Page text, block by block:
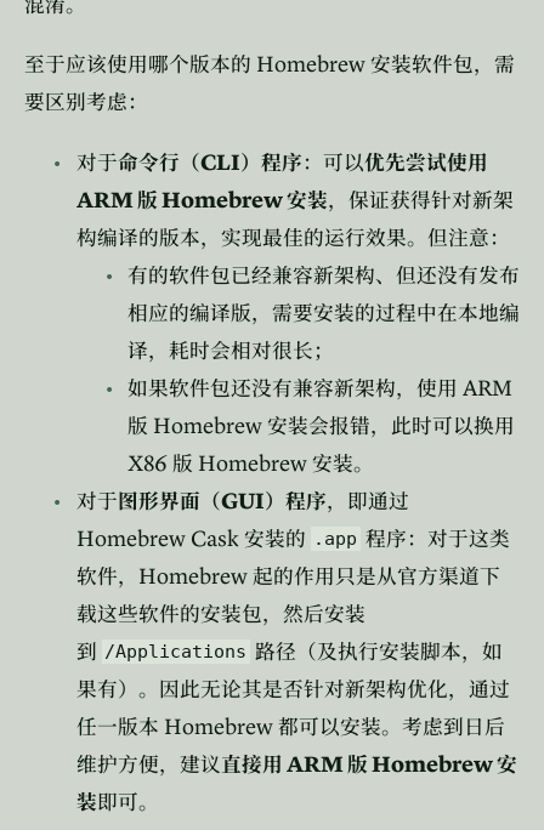
至于应该使用哪个版本的 Homebrew 安装软件包，需
要区别考虑：
对于命令行（CLI）程序：可以优先尝试使用
ARM 版Homebrew安装，保证获得针对新架
构编译的版本，实现最佳的运行效果。但注意：
有的软件包已经兼容新架构、但还没有发布
相应的编译版，需要安装的过程中在本地编
译，耗时会相对很长；
如果软件包还没有兼容新架构，使用 ARM
版 Homebrew 安装会报错，此时可以换用
X86 版 Homebrew 安装。
对于图形界面（GUI）程序，即通过
Homebrew Cask 安装的 .app 程序：对于这类
软件， Homebrew 起的作用只是从官方渠道下
载这些软件的安装包，然后安装
到 /Applications 路径（及执行安装脚本，如
果有）。因此无论其是否针对新架构优化，通过
任一版本 Homebrew都可以安装。考虑到日后
维护方便，建议直接用 ARM 版Homebrew安
装即可。